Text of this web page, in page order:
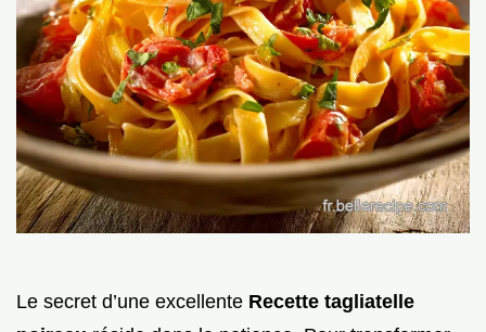
Le secret d’une excellente Recette tagliatelle